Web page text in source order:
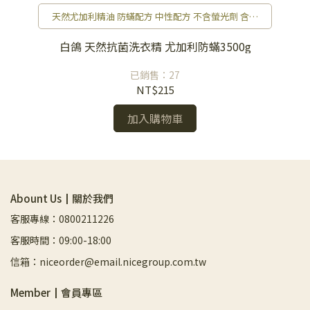
天然尤加利精油 防蟎配方 中性配方 不含螢光劑 含專
利去味配方 散發森林氣息
白鴿 天然抗菌洗衣精 尤加利防蟎3500g
已銷售：27
NT$215
加入購物車
Abount Us┃關於我們
客服專線：0800211226
客服時間：09:00-18:00
信箱：niceorder@email.nicegroup.com.tw
Member┃會員專區